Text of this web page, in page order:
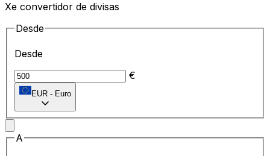
Xe convertidor de divisas
Desde
Desde
€
EUR - Euro
A